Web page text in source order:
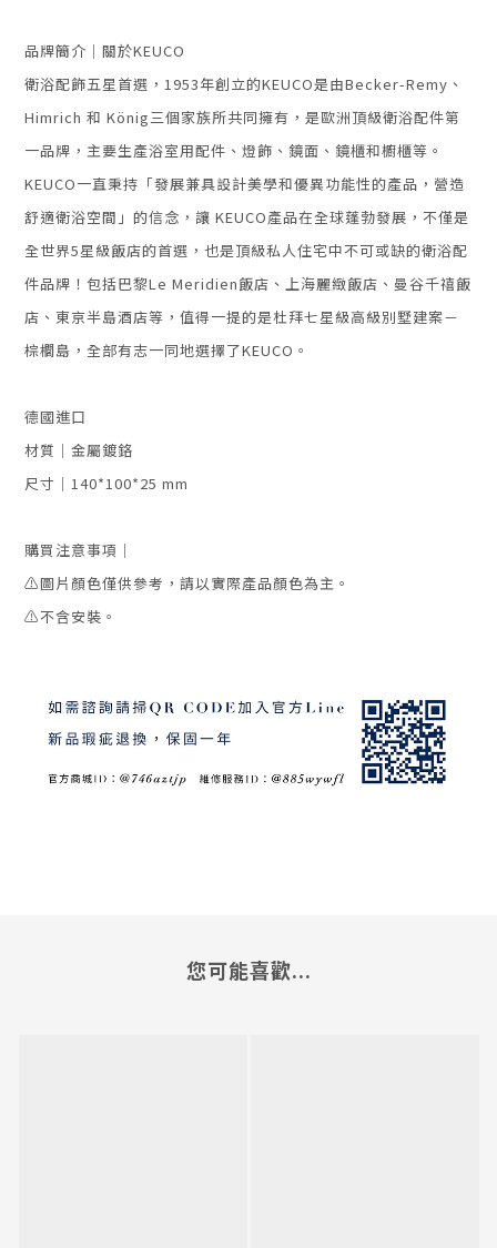
品牌簡介｜關於KEUCO
衛浴配飾五星首選， 1953年創立的KEUCO是由Becker-Remy、
Himrich 和 König三個家族所共同擁有， 是歐洲頂級衛浴配件第
一品牌，主要生產浴室用配件、燈飾、鏡面、鏡櫃和櫥櫃等。
KEUCO一直秉持「發展兼具設計美學和優異功能性的產品，營造
舒適衛浴空間」的信念，讓 KEUCO產品在全球蓬勃發展，不僅是
全世界5星級飯店的首選，也是頂級私人住宅中不可或缺的衛浴配
件品牌！包括巴黎Le Meridien飯店、上海麗緻飯店、曼谷千禧飯
店、東京半島酒店等，值得一提的是杜拜七星級高級別墅建案－
棕櫚島，全部有志一同地選擇了KEUCO。
德國進口
材質｜金屬鍍鉻
尺寸｜140*100*25 mm
購買注意事項｜
⚠️圖片顏色僅供參考 ，請以實際產品顏色為主。
⚠️不含安裝。
您可能喜歡...